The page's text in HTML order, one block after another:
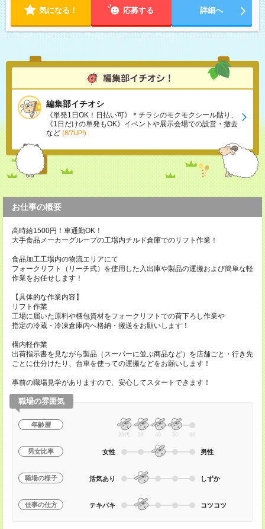
気になる！ 応募する 詳細へ
編集部イチオシ
《単発1日OK！日払い可》＊チラシのモクモクシール貼り、
《1日だけの単発もOK》イベントや展示会場での設営・撤去
など (8/7UP!)
お仕事の概要
高時給1500円！車通勤OK！
大手食品メーカーグループの工場内チルド倉庫でのリフト作業！
食品加工工場内の物流エリアにて
フォークリフト（リーチ式）を使用した入出庫や製品の運搬および簡単な軽
作業をお任せします！
【具体的な作業内容】
リフト作業
工場に届いた原料や梱包資材をフォークリフトでの荷下ろし作業や
指定の冷蔵・冷凍倉庫内へ格納・搬送をお願いします！
構内軽作業
出荷指示書を見ながら製品（スーパーに並ぶ商品など）を店舗ごと・行き先
ごとに仕分けたり、台車を使っての運搬などをお願いします！
事前の職場見学がありますので、安心してスタートできます！
職場の雰囲気
年齢層
20代 30 40 50 60
男女比率 女性 男性
職場の様子 活気あり しずか
仕事の仕方 テキパキ コツコツ